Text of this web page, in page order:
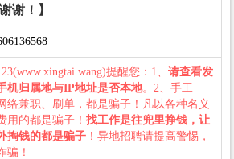
谢！】
提醒您：1、 请查看发
机归属地与IP地址是否本地。2、手工
络兼职、刷单，都是骗子！凡以各种名义
用的都是骗子！ 找工作是往兜里挣钱，让
掏钱的都是骗子 ！异地招聘请提高警惕，
骗！